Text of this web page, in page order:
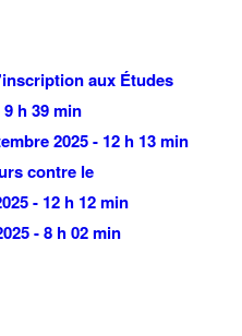
aux Études
h 39 min
2025 - 12 h 13 min
contre le
- 12 h 12 min
- 8 h 02 min